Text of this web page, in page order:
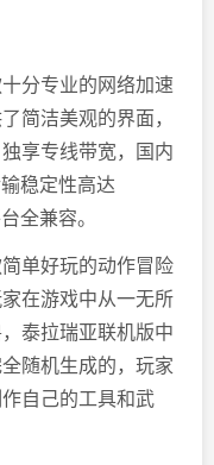
分专业的网络加速
简洁美观的界面，
享专线带宽，国内
稳定性高达
全兼容。
单好玩的动作冒险
在游戏中从一无所
泰拉瑞亚联机版中
随机生成的，玩家
自己的工具和武